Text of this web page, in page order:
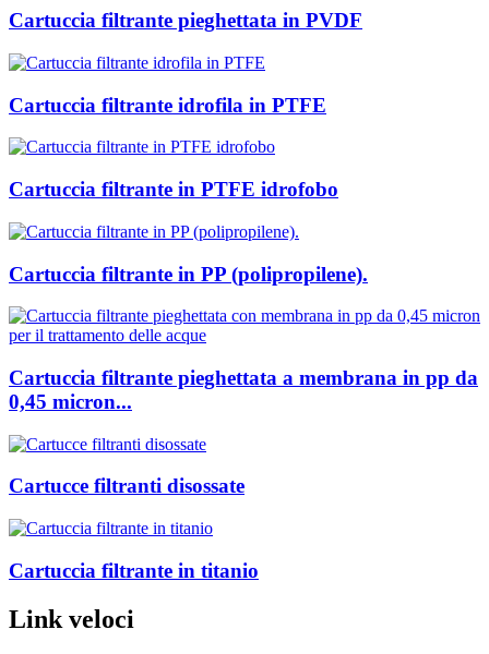
Cartuccia filtrante pieghettata in PVDF
Cartuccia filtrante idrofila in PTFE
Cartuccia filtrante in PTFE idrofobo
Cartuccia filtrante in PP (polipropilene).
Cartuccia filtrante pieghettata a membrana in pp da
0,45 micron...
Cartucce filtranti disossate
Cartuccia filtrante in titanio
Link veloci